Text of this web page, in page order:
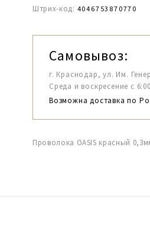
Штрих-код: 4046753870770
Самовывоз:
г. Краснодар, ул. Им.
Среда и воскресение с
Возможна доставка по
Проволока OASIS красный